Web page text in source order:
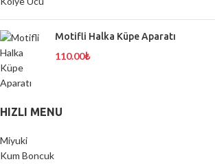
Motifli Halka Küpe Aparatı
110.00₺
HIZLI MENU
Miyuki
Kum Boncuk